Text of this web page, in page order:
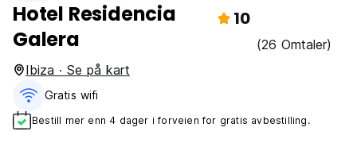
Hotel Residencia
Galera
10
(26 Omtaler)
Ibiza · Se på kart
Gratis wifi‎
Bestill mer enn 4 dager i forveien for gratis avbestilling.